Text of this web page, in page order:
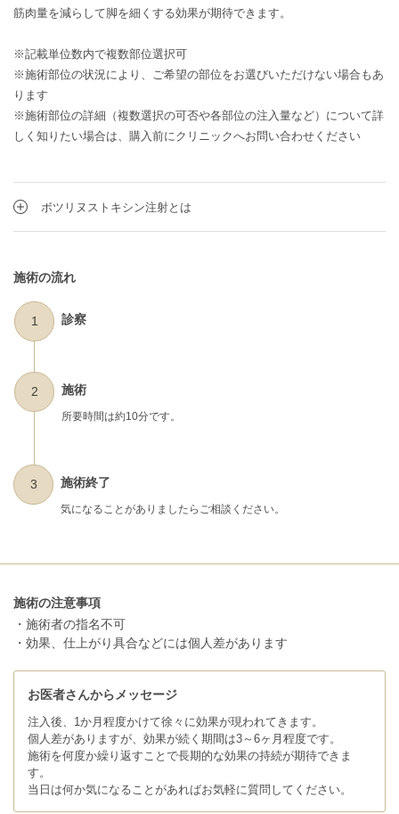
筋肉量を減らして脚を細くする効果が期待できます。
※記載単位数内で複数部位選択可
※施術部位の状況により、ご希望の部位をお選びいただけない場合もあ
ります
※施術部位の詳細（複数選択の可否や各部位の注入量など）について詳
しく知りたい場合は、購入前にクリニックへお問い合わせください
ボツリヌストキシン注射とは
施術の流れ
1 診察
2 施術
所要時間は約10分です。
3 施術終了
気になることがありましたらご相談ください。
施術の注意事項
・施術者の指名不可
・効果、仕上がり具合などには個人差があります
お医者さんからメッセージ
注入後、1か月程度かけて徐々に効果が現われてきます。
個人差がありますが、効果が続く期間は3～6ヶ月程度です。
施術を何度か繰り返すことで長期的な効果の持続が期待できま
す。
当日は何か気になることがあればお気軽に質問してください。